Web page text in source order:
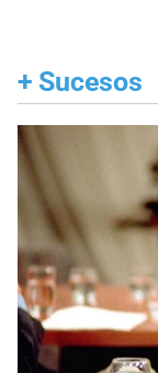
+ Sucesos